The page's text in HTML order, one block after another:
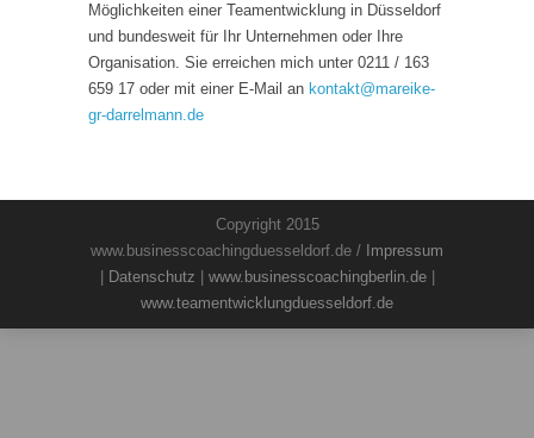
Möglichkeiten einer Teamentwicklung in Düsseldorf
und bundesweit für Ihr Unternehmen oder Ihre
Organisation. Sie erreichen mich unter 0211 / 163
659 17 oder mit einer E-Mail an kontakt@mareike-
gr-darrelmann.de
Copyright 2015
www.businesscoachingduesseldorf.de / Impressum
Datenschutz www.businesscoachingberlin.de|
www.teamentwicklungduesseldorf.de